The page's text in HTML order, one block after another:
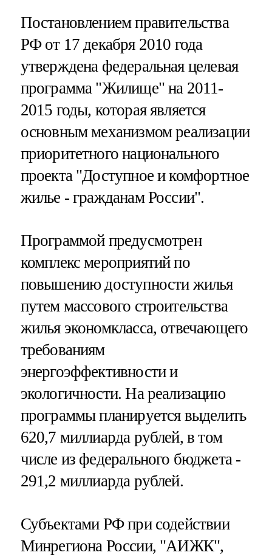
Постановлением правительства
РФ от 17 декабря 2010 года
утверждена федеральная целевая
программа "Жилище" на 2011-
2015 годы, которая является
основным механизмом реализации
приоритетного национального
проекта "Доступное и комфортное
жилье - гражданам России".
Программой предусмотрен
комплекс мероприятий по
повышению доступности жилья
путем массового строительства
жилья экономкласса, отвечающего
требованиям
энергоэффективности и
экологичности. На реализацию
программы планируется выделить
620,7 миллиарда рублей, в том
числе из федерального бюджета -
291,2 миллиарда рублей.
Субъектами РФ при содействии
Минрегиона России, "АИЖК",